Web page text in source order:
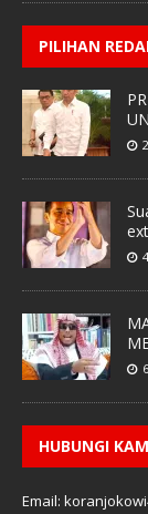
PILIHAN
HUBUNGI
Email: